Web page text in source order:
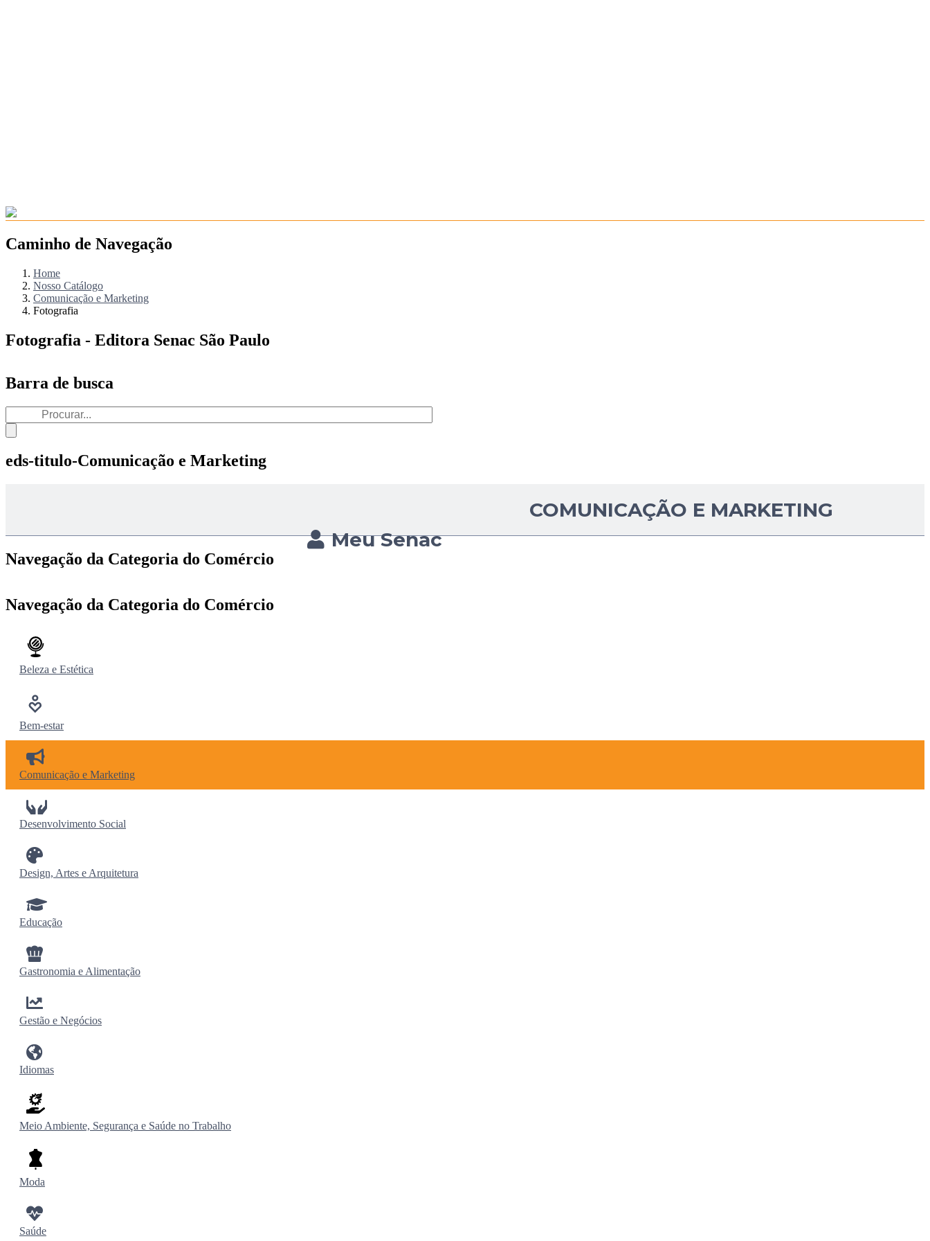
Meu Senac
Caminho de Navegação
Home
Nosso Catálogo
Comunicação e Marketing
Fotografia
Fotografia - Editora Senac São Paulo
Barra de busca
eds-titulo-Comunicação e Marketing
COMUNICAÇÃO E MARKETING
Navegação da Categoria do Comércio
Navegação da Categoria do Comércio
Beleza e Estética
Bem-estar
Comunicação e Marketing
Desenvolvimento Social
Design, Artes e Arquitetura
Educação
Gastronomia e Alimentação
Gestão e Negócios
Idiomas
Meio Ambiente, Segurança e Saúde no Trabalho
Moda
Saúde